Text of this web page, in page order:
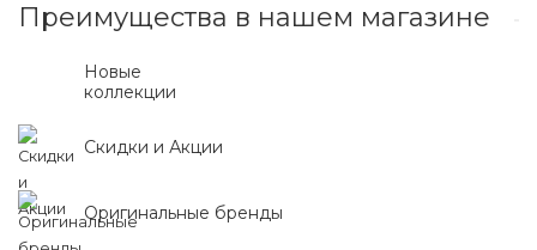
Преимущества в нашем магазине
Новые
коллекции
Скидки и Акции
Оригинальные бренды